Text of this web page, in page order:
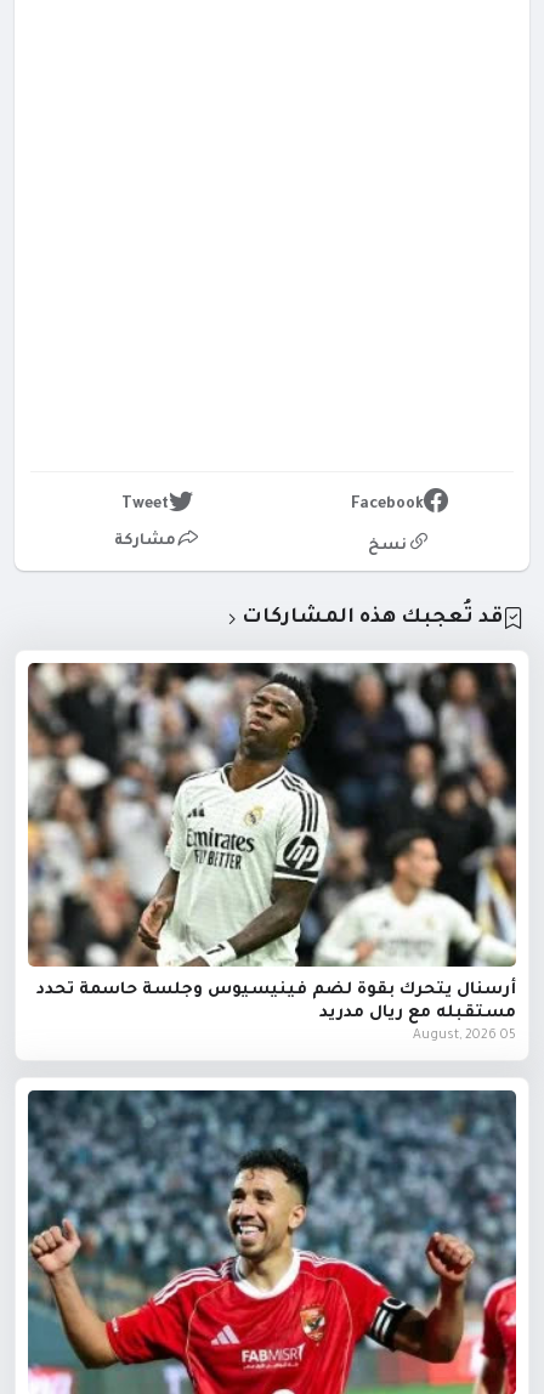
Facebook
Tweet
نسخ مشاركة
قد تُعجبك هذه المشاركات
أرسنال يتحرك بقوة لضم فينيسيوس وجلسة حاسمة تحدد
مستقبله مع ريال مدريد
05 August, 2026